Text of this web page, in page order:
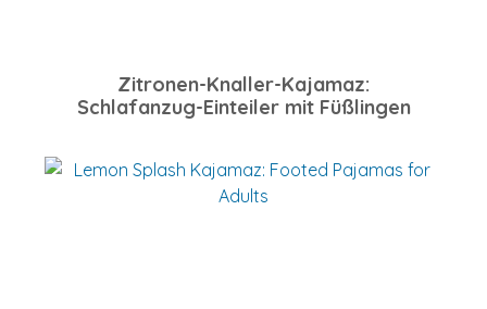
Zitronen-Knaller-Kajamaz:
Schlafanzug-Einteiler mit Füßlingen